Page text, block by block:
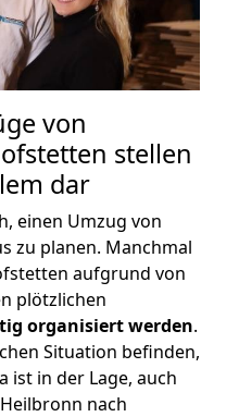
von
stellen
dar
einen Umzug von
zu planen. Manchmal
aufgrund von
plötzlichen
organisiert werden.
Situation befinden,
ist in der Lage, auch
nach